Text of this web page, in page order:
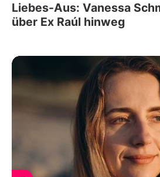
Liebes-Aus: Vanessa
über Ex Raúl hinweg